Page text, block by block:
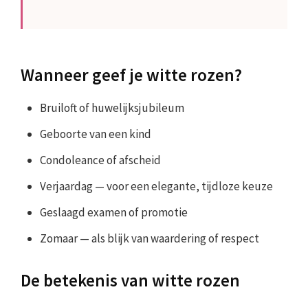
Wanneer geef je witte rozen?
Bruiloft of huwelijksjubileum
Geboorte van een kind
Condoleance of afscheid
Verjaardag — voor een elegante, tijdloze keuze
Geslaagd examen of promotie
Zomaar — als blijk van waardering of respect
De betekenis van witte rozen